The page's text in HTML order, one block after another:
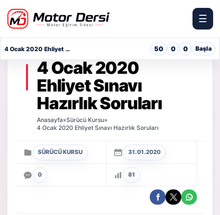
Motor Dersi
☰
4 Ocak 2020
Ehliyet Sınavı
Hazırlık Soruları
Anasayfa»Sürücü Kursu»
4 Ocak 2020 Ehliyet Sınavı Hazırlık Soruları
SÜRÜCÜ KURSU 31.01.2020
0 81
4 Ocak 2020 Ehliyet Sınavı Hazırlık Soruları 50 0 0 Başla